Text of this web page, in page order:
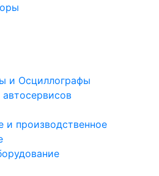
и Осциллографы
и производственное